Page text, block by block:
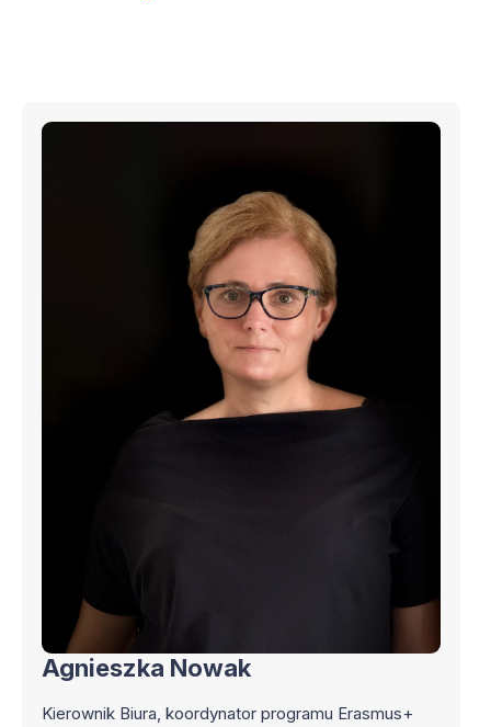
Agnieszka Nowak
Kierownik Biura, koordynator programu Erasmus+